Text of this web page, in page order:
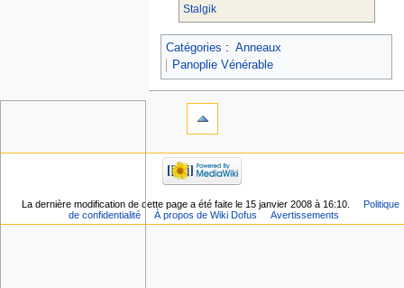
Stalgik
Catégories : Anneaux
Panoplie Vénérable
La dernière modification de cette page a été faite le 15 janvier 2008 à 16:10.
Politique
de confidentialité
À propos de Wiki Dofus Avertissements